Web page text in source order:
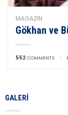
MAGAZIN
Gökhan ve
552 COMMENTS |
GALERI